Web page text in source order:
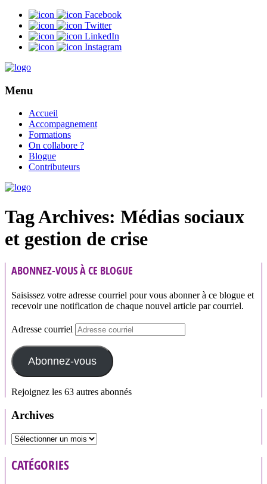
Facebook
Twitter
LinkedIn
Instagram
Menu
Accueil
Accompagnement
Formations
On collabore ?
Blogue
Contributeurs
Tag Archives: Médias sociaux
et gestion de crise
ABONNEZ-VOUS À CE BLOGUE
Saisissez votre adresse courriel pour vous abonner à ce blogue et
recevoir une notification de chaque nouvel article par courriel.
Adresse courriel
Abonnez-vous
Rejoignez les 63 autres abonnés
Archives
CATÉGORIES